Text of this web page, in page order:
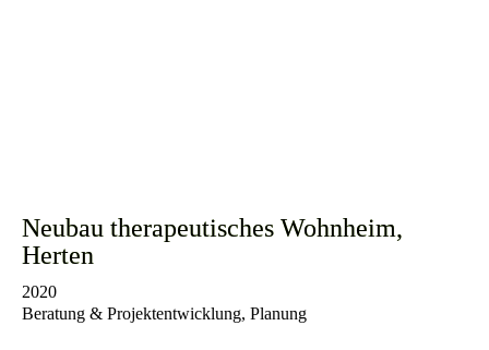
Neubau therapeutisches Wohnheim,
Herten
2020
Beratung & Projektentwicklung, Planung